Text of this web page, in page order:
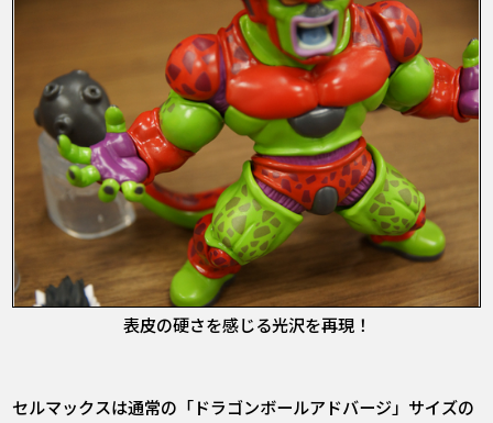
表皮の硬さを感じる光沢を再現！
セルマックスは通常の「ドラゴンボールアドバージ」サイズの